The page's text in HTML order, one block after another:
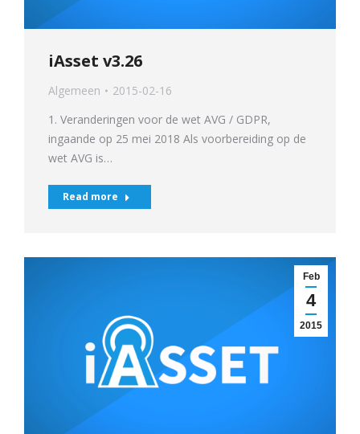
iAsset v3.26
Algemeen
2015-02-16
1. Veranderingen voor de wet AVG / GDPR,
ingaande op 25 mei 2018 Als voorbereiding op de
wet AVG is…
Read more
Feb
4
2015